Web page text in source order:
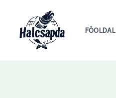
content
FŐOLDAL